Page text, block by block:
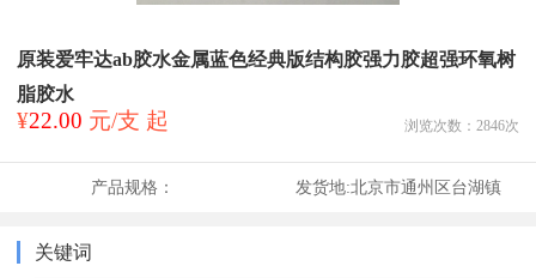
原装爱牢达ab胶水金属蓝色经典版结构胶强力胶超强环氧树
脂胶水
¥22.00 元/支 起 浏览次数： 2846次
产品规格： 发货地:北京市通州区台湖镇
关键词